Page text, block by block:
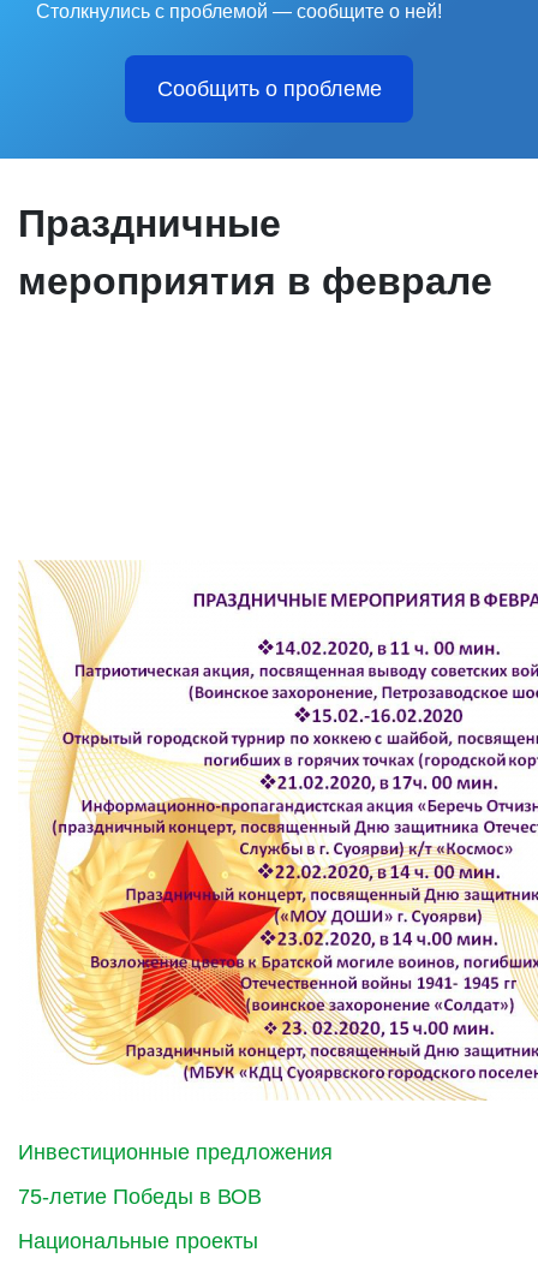
Столкнулись с проблемой — сообщите о ней!
Сообщить о проблеме
Инвестиционные предложения
75-летие Победы в ВОВ
Национальные проекты
Праздничные
мероприятия в феврале